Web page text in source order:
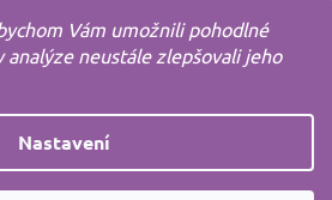
Vám umožnili pohodlné
neustále zlepšovali jeho
Nastavení